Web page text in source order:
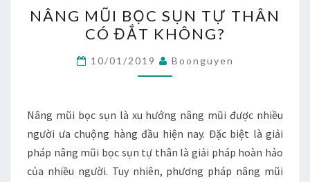
MŨI
BỌC
SỤN
TỰ
CÓ
ĐẮT
KHÔNG?
NÂNG MŨI BỌC SỤN TỰ THÂN
CÓ ĐẮT KHÔNG?
10/01/2019 Boonguyen
Nâng mũi bọc sụn là xu hướng nâng mũi được nhiều
người ưa chuộng hàng đầu hiện nay. Đặc biệt là giải
pháp nâng mũi bọc sụn tự thân là giải pháp hoàn hảo
của nhiều người. Tuy nhiên, phương pháp nâng mũi